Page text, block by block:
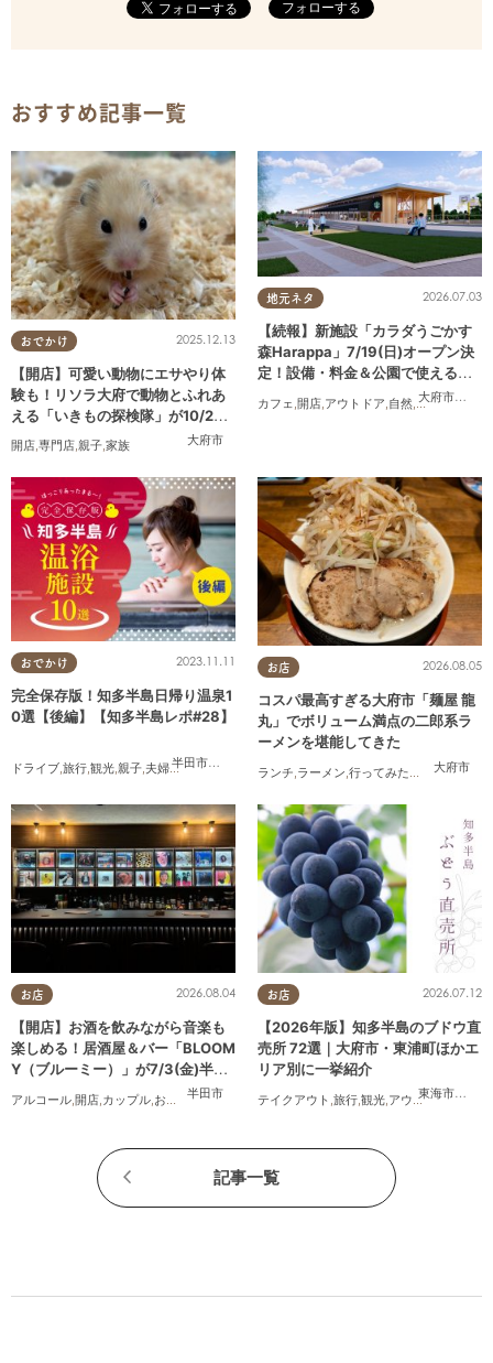
フォローする
おすすめ記事一覧
おでかけ
大府市
2025.12.13
【開店】可愛い動物にエサやり体
験も！リソラ大府で動物とふれあ
える「いきもの探検隊」が10/24
(金)オープン
開店,専門店,親子,家族
地元ネタ
大府市
,東浦
2026.07.03
【続報】新施設「カラダうごかす
森Harappa」7/19(日)オープン決
定！設備・料金＆公園で使えるレ
ンタルアイテムも登場
カフェ,開店,アウトドア,自然,まちネタ,
おでかけ
半田市常滑市
2023.11.11
完全保存版！知多半島日帰り温泉1
0選【後編】【知多半島レポ#28】
ドライブ,旅行,観光,親子,夫婦,家族,知多半島レポ
お店
大府市
2026.08.05
コスパ最高すぎる大府市「麺屋 龍
丸」でボリューム満点の二郎系ラ
ーメンを堪能してきた
ランチ,ラーメン,行ってみたレポ ,おひとり
お店
半田市
2026.08.04
【開店】お酒を飲みながら音楽も
楽しめる！居酒屋＆バー「BLOOM
Y（ブルーミー）」が7/3(金)半田
市でオープン
アルコール,開店,カップル,おひとりさま
お店
東海市
,大府
2026.07.12
【2026年版】知多半島のブドウ直
売所 72選｜大府市・東浦町ほかエ
リア別に一挙紹介
テイクアウト ,旅行,観光,アウトドア , まちネ
記事一覧